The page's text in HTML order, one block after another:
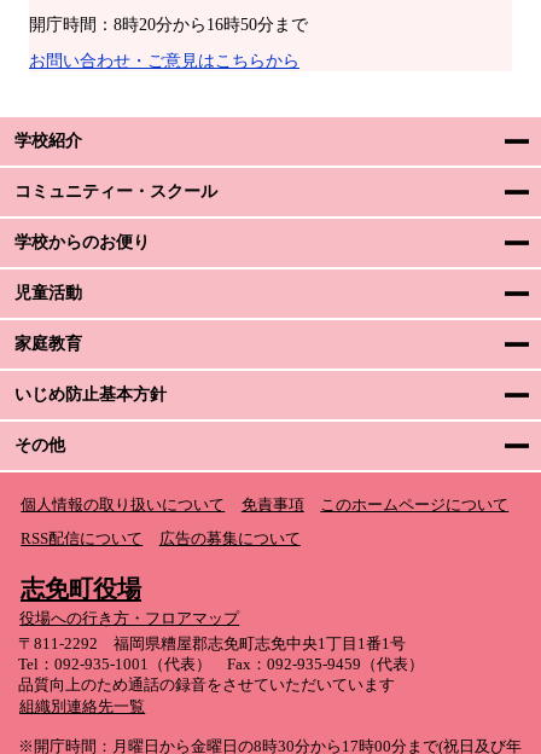
開庁時間：8時20分から16時50分まで
お問い合わせ・ご意見はこちらから
学校紹介
コミュニティー・スクール
学校からのお便り
児童活動
家庭教育
いじめ防止基本方針
その他
個人情報の取り扱いについて 免責事項
このホームページについて
RSS配信について
広告の募集について
志免町役場
役場への行き方・フロアマップ
〒811-2292 福岡県糟屋郡志免町志免中央1丁目1番1号
Tel：092-935-1001（代表） Fax：092-935-9459（代表）
品質向上のため通話の録音をさせていただいています
組織別連絡先一覧
※開庁時間：月曜日から金曜日の8時30分から17時00分まで(祝日及び年